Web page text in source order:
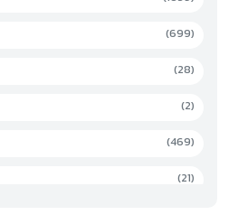
(699)
(28)
(2)
(469)
(21)